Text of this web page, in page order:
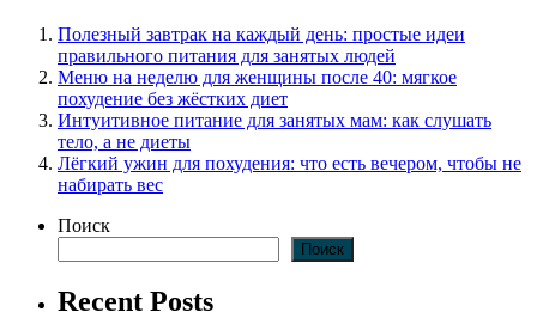
Полезный завтрак на каждый день: простые идеи
правильного питания для занятых людей
Меню на неделю для женщины после 40: мягкое
похудение без жёстких диет
Интуитивное питание для занятых мам: как слушать
тело, а не диеты
Лёгкий ужин для похудения: что есть вечером, чтобы не
набирать вес
Поиск
Поиск
Recent Posts